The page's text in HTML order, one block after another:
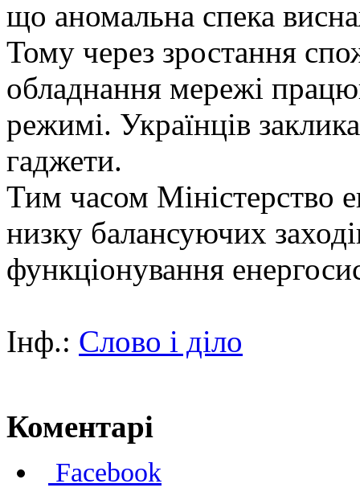
що аномальна спека
Тому через зростання
обладнання мережі
режимі. Українців
гаджети.
Тим часом Міністерство
низку балансуючих
функціонування
Інф.: Слово і діло
Коментарі
Facebook